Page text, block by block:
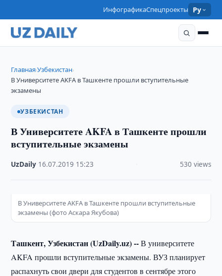
ИнфографикаСпецпроекты Ру
Главная›Узбекистан›
В Университете AKFA в Ташкенте прошли вступительные
экзамены
УЗБЕКИСТАН
В Университете AKFA в Ташкенте прошли
вступительные экзамены
UzDaily 16.07.2019 15:23 530 views
В Университете AKFA в Ташкенте прошли вступительные
экзамены (фото Аскара Якубова)
Ташкент, Узбекистан (UzDaily.uz) --В университете
AKFA прошли вступительные экзамены. ВУЗ планирует
распахнуть свои двери для студентов в сентябре этого